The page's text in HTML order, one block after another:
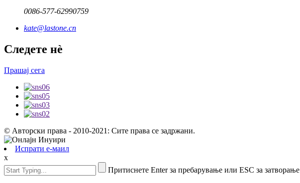
0086-577-62990759
kate@lastone.cn
Следете нè
Прашај сега
© Авторски права - 2010-2021: Сите права се задржани.
Испрати е-маил
x
Притиснете Enter за пребарување или ESC за затворање